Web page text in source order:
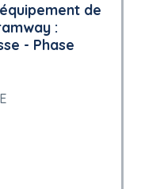
de
:
- Phase